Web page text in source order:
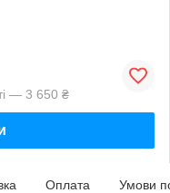
— 3 650 ₴
Оплата Умови